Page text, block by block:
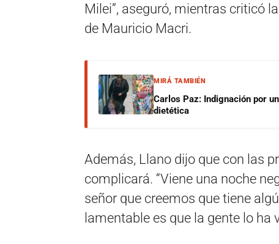
Milei”, aseguró, mientras criticó
de Mauricio Macri.
MIRÁ TAMBIÉN
Carlos Paz: Indignación por
dietética
Además, Llano dijo que con las
complicará. “Viene una noche
señor que creemos que tiene
lamentable es que la gente lo ha